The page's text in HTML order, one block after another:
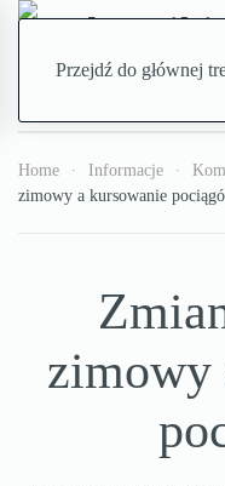
Przejdź do głównej
Home Informacje
zimowy a kursowanie
zimowy